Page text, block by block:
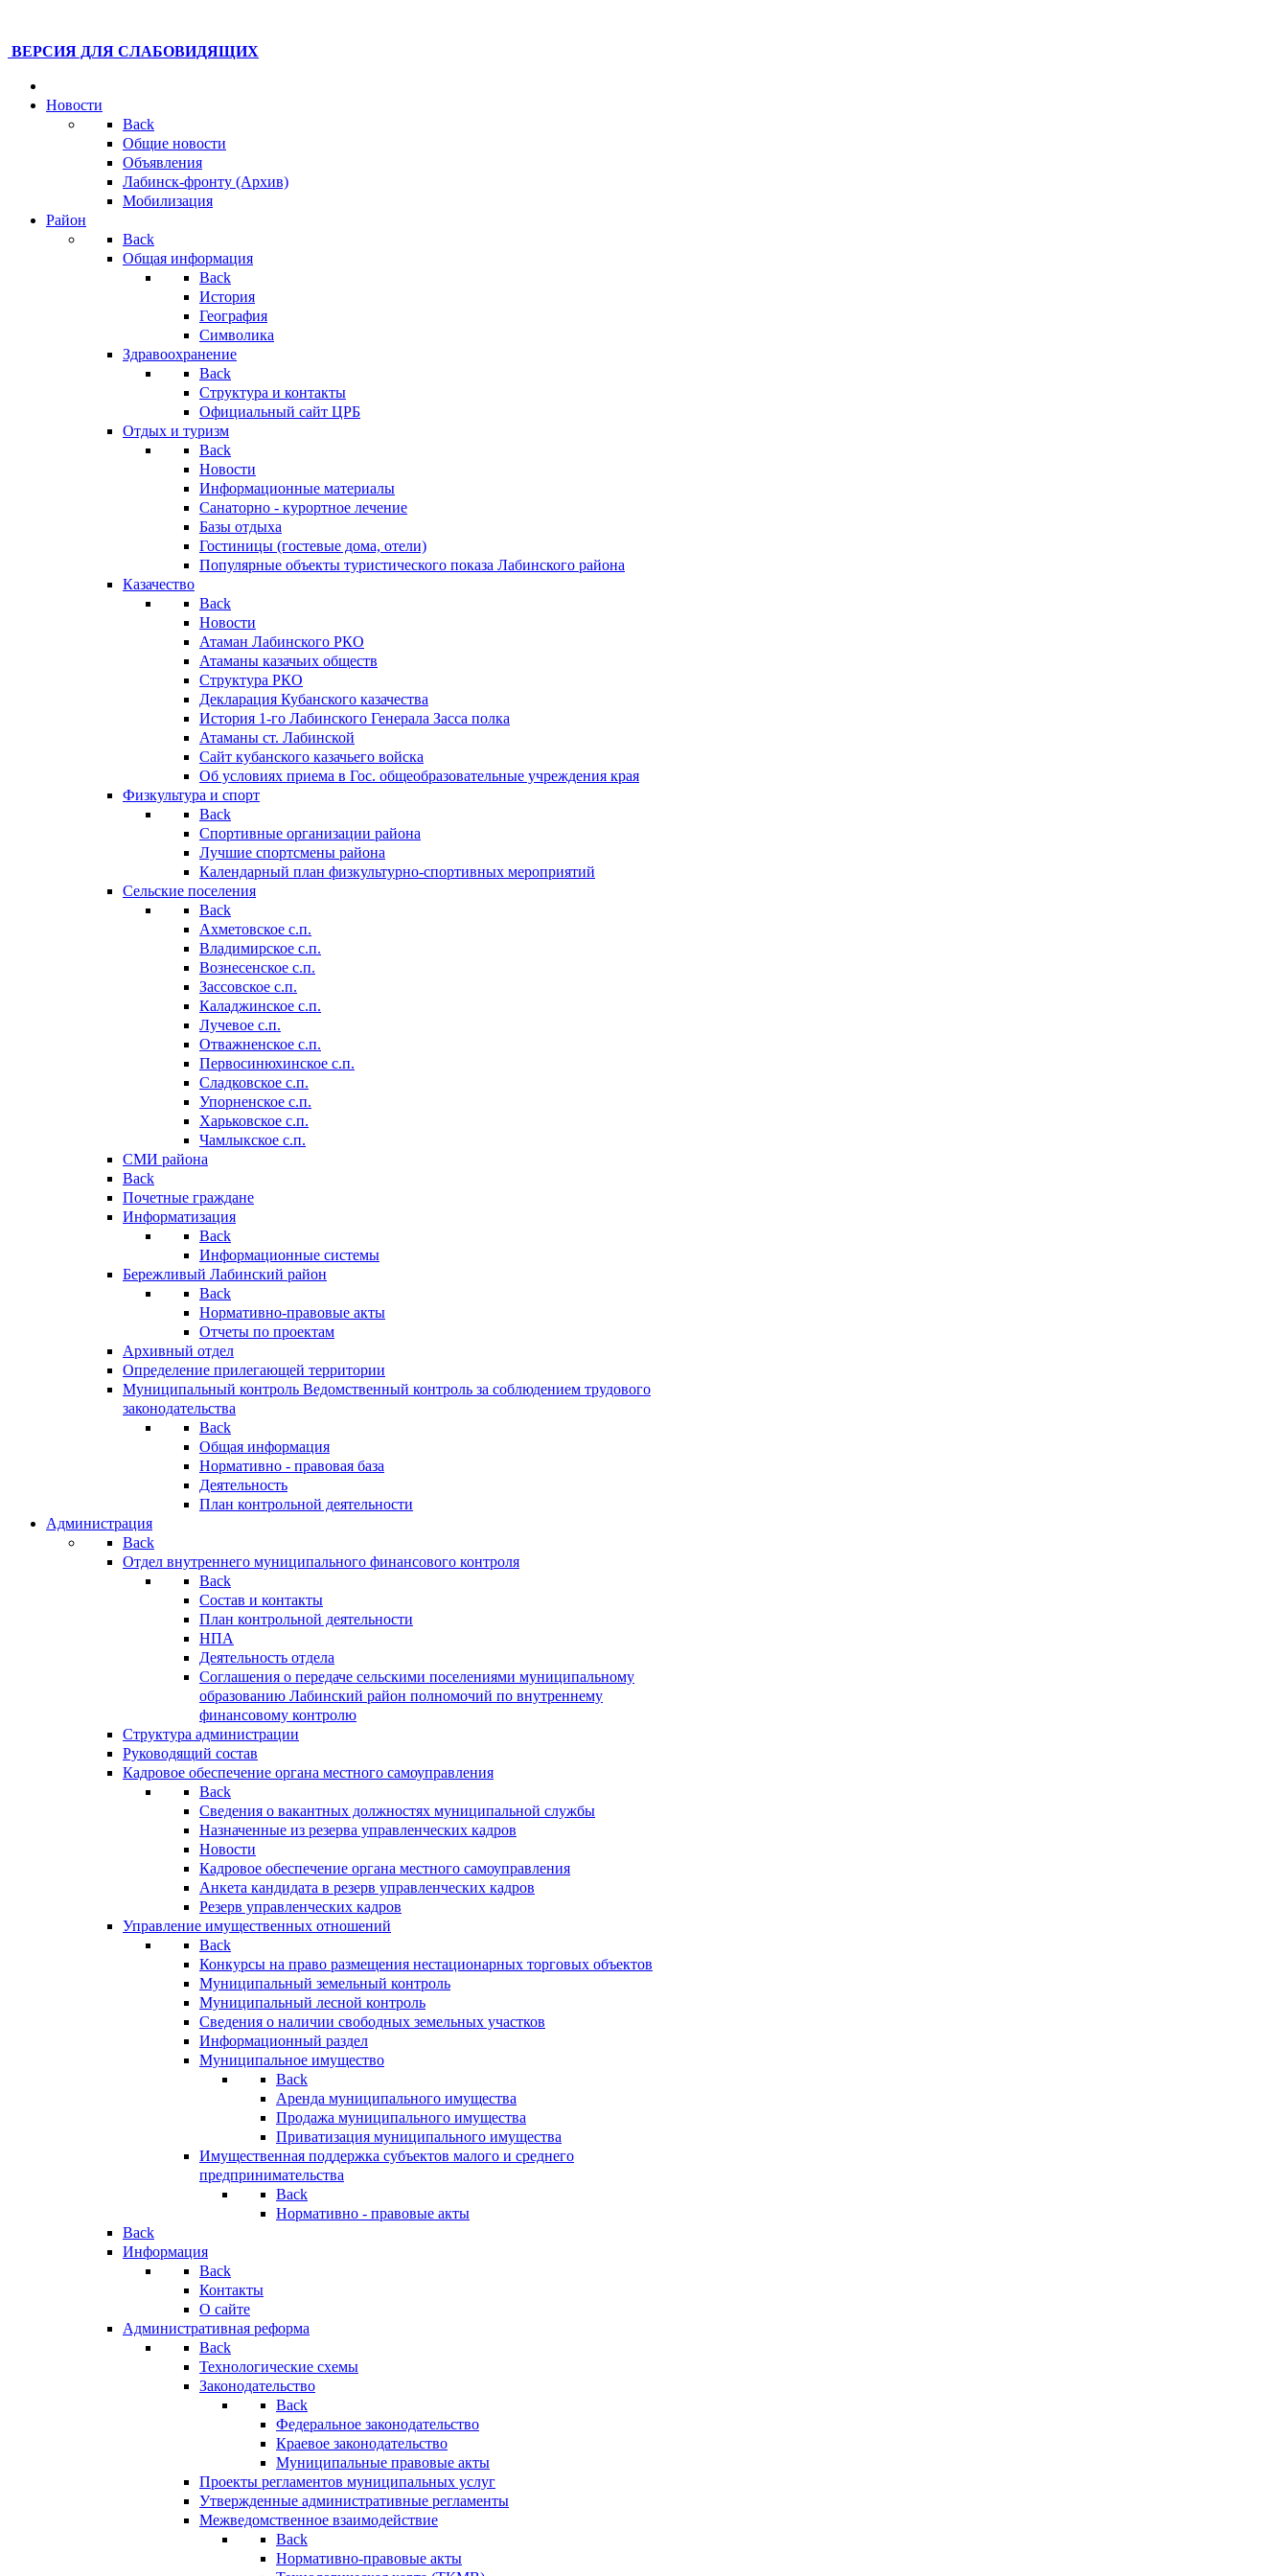
ВЕРСИЯ ДЛЯ СЛАБОВИДЯЩИХ
Новости
Back
Общие новости
Объявления
Лабинск-фронту (Архив)
Мобилизация
Район
Back
Общая информация
Back
История
География
Символика
Здравоохранение
Back
Структура и контакты
Официальный сайт ЦРБ
Отдых и туризм
Back
Новости
Информационные материалы
Санаторно - курортное лечение
Базы отдыха
Гостиницы (гостевые дома, отели)
Популярные объекты туристического показа Лабинского района
Казачество
Back
Новости
Атаман Лабинского РКО
Атаманы казачьих обществ
Структура РКО
Декларация Кубанского казачества
История 1-го Лабинского Генерала Засса полка
Атаманы ст. Лабинской
Cайт кубанского казачьего войска
Об условиях приема в Гос. общеобразовательные учреждения края
Физкультура и спорт
Back
Спортивные организации района
Лучшие спортсмены района
Календарный план физкультурно-спортивных мероприятий
Сельские поселения
Back
Ахметовское с.п.
Владимирское с.п.
Вознесенское с.п.
Зассовское с.п.
Каладжинское с.п.
Лучевое с.п.
Отважненское с.п.
Первосинюхинское с.п.
Сладковское с.п.
Упорненское с.п.
Харьковское с.п.
Чамлыкское с.п.
СМИ района
Back
Почетные граждане
Информатизация
Back
Информационные системы
Бережливый Лабинский район
Back
Нормативно-правовые акты
Отчеты по проектам
Архивный отдел
Определение прилегающей территории
Муниципальный контроль Ведомственный контроль за соблюдением трудового
законодательства
Back
Общая информация
Нормативно - правовая база
Деятельность
План контрольной деятельности
Администрация
Back
Отдел внутреннего муниципального финансового контроля
Back
Состав и контакты
План контрольной деятельности
НПА
Деятельность отдела
Соглашения о передаче сельскими поселениями муниципальному
образованию Лабинский район полномочий по внутреннему
финансовому контролю
Структура администрации
Руководящий состав
Кадровое обеспечение органа местного самоуправления
Back
Сведения о вакантных должностях муниципальной службы
Назначенные из резерва управленческих кадров
Новости
Кадровое обеспечение органа местного самоуправления
Анкета кандидата в резерв управленческих кадров
Резерв управленческих кадров
Управление имущественных отношений
Back
Конкурсы на право размещения нестационарных торговых объектов
Муниципальный земельный контроль
Муниципальный лесной контроль
Сведения о наличии свободных земельных участков
Информационный раздел
Муниципальное имущество
Back
Аренда муниципального имущества
Продажа муниципального имущества
Приватизация муниципального имущества
Имущественная поддержка субъектов малого и среднего
предпринимательства
Back
Нормативно - правовые акты
Back
Информация
Back
Контакты
О сайте
Административная реформа
Back
Технологические схемы
Законодательство
Back
Федеральное законодательство
Краевое законодательство
Муниципальные правовые акты
Проекты регламентов муниципальных услуг
Утвержденные административные регламенты
Межведомственное взаимодействие
Back
Нормативно-правовые акты